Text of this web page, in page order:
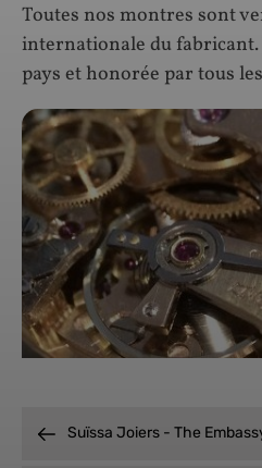
Toutes nos montres sont
internationale du fabricant.
pays et honorée par tous
Suïssa Joiers - The